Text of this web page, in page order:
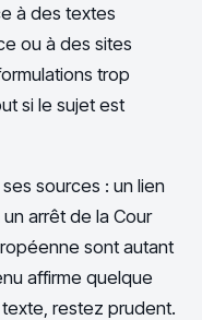
à des textes
ou à des sites
trop
si le sujet est
sources : un lien
arrêt de la Cour
sont autant
affirme quelque
restez prudent.